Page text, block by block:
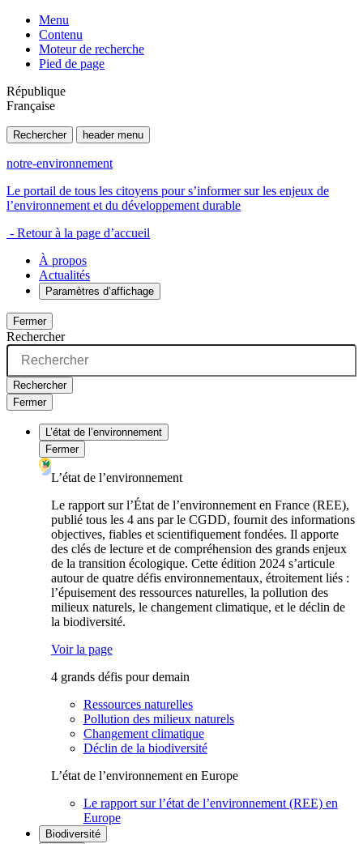
Menu
Contenu
Moteur de recherche
Pied de page
République
Française
Rechercher header menu
notre-environnement
Le portail de tous les citoyens pour s’informer sur les enjeux de
l’environnement et du développement durable
- Retour à la page d’accueil
À propos
Actualités
Paramètres d’affichage
Fermer
Rechercher
Rechercher
Fermer
L’état de l’environnement
Fermer
L’état de l’environnement
Le rapport sur l’État de l’environnement en France (REE),
publié tous les 4 ans par le CGDD, fournit des informations
objectives, fiables et scientifiquement fondées. Il apporte
des clés de lecture et de compréhension des grands enjeux
de la transition écologique. Cette édition 2024 s’articule
autour de quatre défis environnementaux, étroitement liés :
l’épuisement des ressources naturelles, la pollution des
milieux naturels, le changement climatique, et le déclin de
la biodiversité.
Voir la page
4 grands défis pour demain
Ressources naturelles
Pollution des milieux naturels
Changement climatique
Déclin de la biodiversité
L’état de l’environnement en Europe
Le rapport sur l’état de l’environnement (REE) en
Europe
Biodiversité